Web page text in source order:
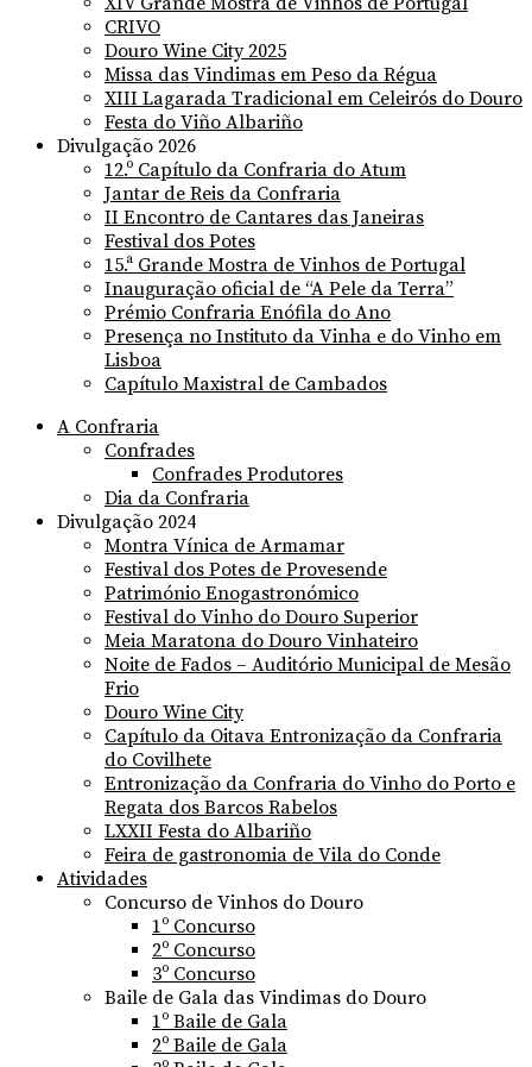
CRIVO
Douro Wine City 2025
Missa das Vindimas em Peso da Régua
XIII Lagarada Tradicional em Celeirós do Douro
Festa do Viño Albariño
Divulgação 2026
12.º Capítulo da Confraria do Atum
Jantar de Reis da Confraria
II Encontro de Cantares das Janeiras
Festival dos Potes
15.ª Grande Mostra de Vinhos de Portugal
Inauguração oficial de “A Pele da Terra”
Prémio Confraria Enófila do Ano
Presença no Instituto da Vinha e do Vinho em
Lisboa
Capítulo Maxistral de Cambados
A Confraria
Confrades
Confrades Produtores
Dia da Confraria
Divulgação 2024
Montra Vínica de Armamar
Festival dos Potes de Provesende
Património Enogastronómico
Festival do Vinho do Douro Superior
Meia Maratona do Douro Vinhateiro
Noite de Fados – Auditório Municipal de Mesão
Frio
Douro Wine City
Capítulo da Oitava Entronização da Confraria
do Covilhete
Entronização da Confraria do Vinho do Porto e
Regata dos Barcos Rabelos
LXXII Festa do Albariño
Feira de gastronomia de Vila do Conde
Atividades
Concurso de Vinhos do Douro
1º Concurso
2º Concurso
3º Concurso
Baile de Gala das Vindimas do Douro
1º Baile de Gala
2º Baile de Gala